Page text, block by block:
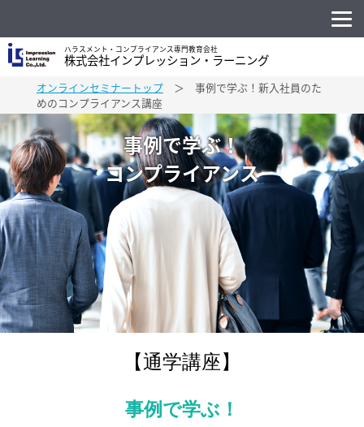
ハラスメント・コンプライアンス専門教育会社
株式会社インプレッション・ラーニング
オンラインセミナートップ＞ 事例で学ぶ！新入社員のた
めのコンプライアンス講座
事例で学ぶ！
コンプライアンス
【通学講座】
事例で学ぶ！